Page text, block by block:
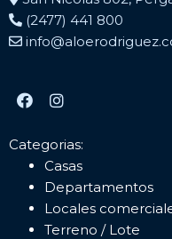
(2477) 441 800
Categorias:
Casas
Departamentos
Locales
Terreno / Lote